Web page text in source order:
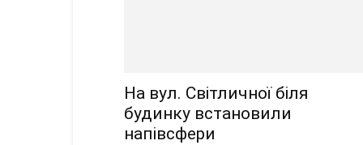
На вул. Світличної біля
будинку встановили
напівсфери